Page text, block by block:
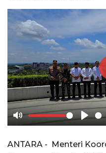
Mute Play
ANTARA - Menteri